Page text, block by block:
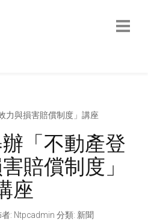
力與損害賠償制度」講座
「不動產登
賠償制度」
座
者: Ntpcadmin 分類: 新聞